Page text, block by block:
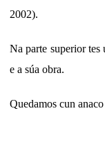
2002).
Na parte superior
e a súa obra.
Quedamos cun